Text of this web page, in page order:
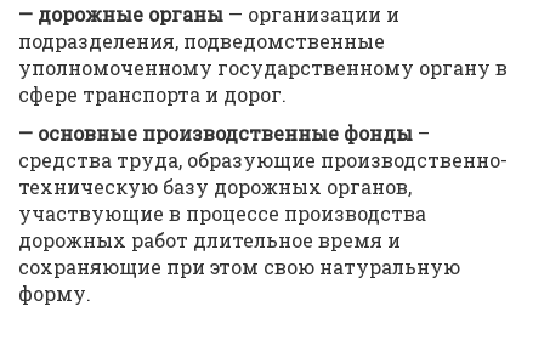
— дорожные органы — организации и
подразделения, подведомственные
уполномоченному государственному органу в
сфере транспорта и дорог.
— основные производственные фонды –
средства труда, образующие производственно-
техническую базу дорожных органов,
участвующие в процессе производства
дорожных работ длительное время и
сохраняющие при этом свою натуральную
форму.